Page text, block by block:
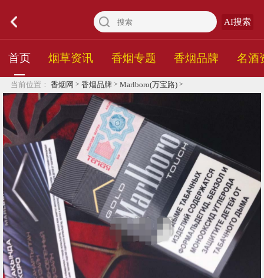
AI搜索
首页 烟草资讯 香烟专题 香烟品牌 名酒
当前位置： 香烟网 > 香烟品牌 > Marlboro(万宝路)>